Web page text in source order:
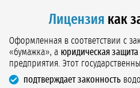
Лицензия как
Оформленная в соответствии с
«бумажка», а юридическая защита
предприятия. Этот
подтверждает законность